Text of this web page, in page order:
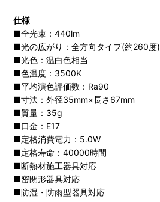
仕様
■全光束：440lm
■光の広がり：全方向タイプ(約260度)
■光色：温白色相当
■色温度：3500K
■平均演色評価数：Ra90
■寸法：外径35mm×長さ67mm
■質量：35g
■口金：E17
■定格消費電力：5.0W
■定格寿命：40000時間
■断熱材施工器具対応
■密閉形器具対応
■防湿・防雨型器具対応